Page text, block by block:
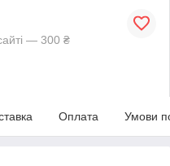
— 300 ₴
Оплата Умови